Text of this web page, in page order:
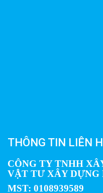
THÔNG TIN LIÊN
CÔNG TY TNHH
VẬT TƯ XÂY DỰNG
MST: 0108939589